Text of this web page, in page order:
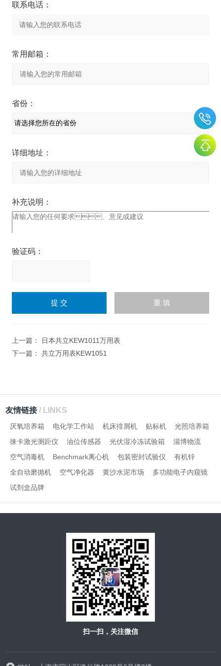
联系电话：
常用邮箱：
省份：
详细地址：
补充说明：
验证码：
上一篇：
日本共立KEW1011万用表
下一篇： 共立万用表KEW1051
友情链接/ LINKS
厌氧培养箱 电化学工作站 机床排屑机 贴标机
光照培养箱
徕卡激光测距仪
油位传感器 光伏湿冷冻试验箱
淄博物流
空气消毒机
Benchmark离心机 包装密封试验仪
有机锌
全自动磨抛机
空气净化器 黄沙水泥市场
多功能电子内窥镜
试剂盒品牌
扫一扫，关注微信